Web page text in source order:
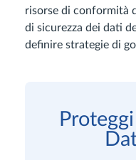
risorse di conformità
di sicurezza dei dati
definire strategie di